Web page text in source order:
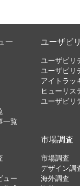
ー
一覧
ユーザビ
ユーザビリ
ユーザビリ
アイトラッ
ヒューリス
ユーザビリ
ュー
市場調査
市場調査
デザイン調
海外調査